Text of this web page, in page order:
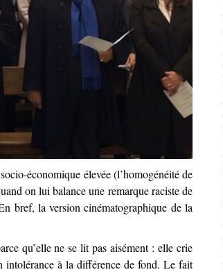
économique élevée (l’homogénéité de
on lui balance une remarque raciste de
bref, la version cinématographique de la
qu’elle ne se lit pas aisément : elle crie
intolérance à la différence de fond. Le fait